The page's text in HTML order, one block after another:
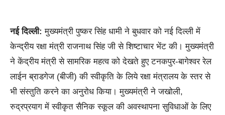
नई दिल्ली: मुख्यमंत्री पुष्कर सिंह धामी ने बुधवार को नई दिल्ली में
केन्द्रीय रक्षा मंत्री राजनाथ सिंह जी से शिष्टाचार भेंट की। मुख्यमंत्री
ने केंद्रीय मंत्री से सामरिक महत्व को देखते हुए टनकपुर-बागेश्वर रेल
लाईन ब्राडगेज (बीजी) की स्वीकृति के लिये रक्षा मंत्रालय के स्तर से
भी संस्तुति करने का अनुरोध किया। मुख्यमंत्री ने जखोली,
रुद्रप्रयाग में स्वीकृत सैनिक स्कूल की अवस्थापना सुविधाओं के लिए